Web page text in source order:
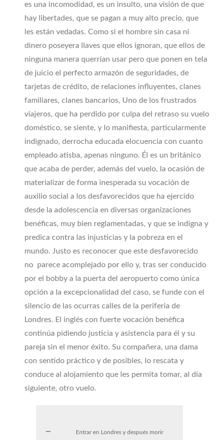
es una incomodidad, es un insulto, una visión de que
hay libertades, que se pagan a muy alto precio, que
les están vedadas. Como si el hombre sin casa ni
dinero poseyera llaves que ellos ignoran, que ellos de
ninguna manera querrían usar pero que ponen en tela
de juicio el perfecto armazón de seguridades, de
tarjetas de crédito, de relaciones influyentes, clanes
familiares, clanes bancarios, Uno de los frustrados
viajeros, que ha perdido por culpa del retraso su vuelo
doméstico, se siente, y lo manifiesta, particularmente
indignado, derrocha educada elocuencia con cuanto
empleado atisba, apenas ninguno. Él es un británico
que acaba de perder, además del vuelo, la ocasión de
materializar de forma inesperada su vocación de
auxilio social a los desfavorecidos que ha ejercido
desde la adolescencia en diversas organizaciones
benéficas, muy bien reglamentadas, y que se indigna y
predica contra las injusticias y la pobreza en el
mundo. Justo es reconocer que este desfavorecido
no parece acomplejado por ello y, tras ser conducido
por el bobby a la puerta del aeropuerto como única
opción a la excepcionalidad del caso, se funde con el
silencio de las ocurras calles de la periferia de
Londres. El inglés con fuerte vocación benéfica
continúa pidiendo justicia y asistencia para él y su
pareja sin el menor éxito. Su compañera, una dama
con sentido práctico y de posibles, lo rescata y
conduce al alojamiento que les permita tomar, al día
siguiente, otro vuelo.
Entrar en Londres y después morir